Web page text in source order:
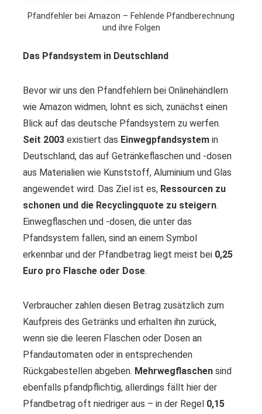
Pfandfehler bei Amazon – Fehlende Pfandberechnung
und ihre Folgen
Das Pfandsystem in Deutschland
Bevor wir uns den Pfandfehlern bei Onlinehändlern
wie Amazon widmen, lohnt es sich, zunächst einen
Blick auf das deutsche Pfandsystem zu werfen.
Seit 2003 existiert das Einwegpfandsystem in
Deutschland, das auf Getränkeflaschen und -dosen
aus Materialien wie Kunststoff, Aluminium und Glas
angewendet wird. Das Ziel ist es, Ressourcen zu
schonen und die Recyclingquote zu steigern.
Einwegflaschen und -dosen, die unter das
Pfandsystem fallen, sind an einem Symbol
erkennbar und der Pfandbetrag liegt meist bei 0,25
Euro pro Flasche oder Dose.
Verbraucher zahlen diesen Betrag zusätzlich zum
Kaufpreis des Getränks und erhalten ihn zurück,
wenn sie die leeren Flaschen oder Dosen an
Pfandautomaten oder in entsprechenden
Rückgabestellen abgeben. Mehrwegflaschen sind
ebenfalls pfandpflichtig, allerdings fällt hier der
Pfandbetrag oft niedriger aus – in der Regel 0,15